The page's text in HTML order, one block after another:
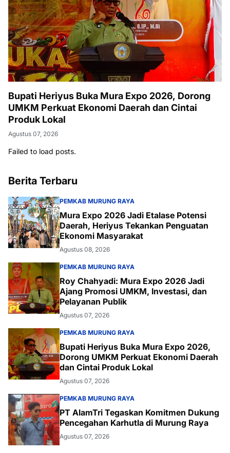
Bupati Heriyus Buka Mura Expo 2026, Dorong
UMKM Perkuat Ekonomi Daerah dan Cintai
Produk Lokal
Agustus 07, 2026
Failed to load posts.
Berita Terbaru
PEMKAB MURUNG RAYA
Mura Expo 2026 Jadi Etalase Potensi
Daerah, Heriyus Tekankan Penguatan
Ekonomi Masyarakat
Agustus 08, 2026
PEMKAB MURUNG RAYA
Roy Chahyadi: Mura Expo 2026 Jadi
Ajang Promosi UMKM, Investasi, dan
Pelayanan Publik
Agustus 07, 2026
PEMKAB MURUNG RAYA
Bupati Heriyus Buka Mura Expo 2026,
Dorong UMKM Perkuat Ekonomi Daerah
dan Cintai Produk Lokal
Agustus 07, 2026
PEMKAB MURUNG RAYA
PT AlamTri Tegaskan Komitmen Dukung
Pencegahan Karhutla di Murung Raya
Agustus 07, 2026